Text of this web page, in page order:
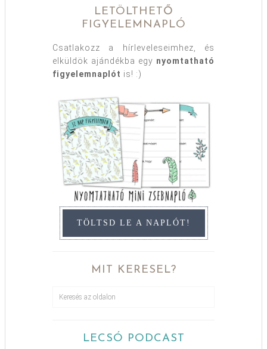
LETÖLTHETŐ
FIGYELEMNAPLÓ
Csatlakozz a hírleveleseimhez, és
elküldök ajándékba egy nyomtatható
figyelemnaplót is! :)
TÖLTSD LE A NAPLÓT!
MIT KERESEL?
LECSÓ PODCAST